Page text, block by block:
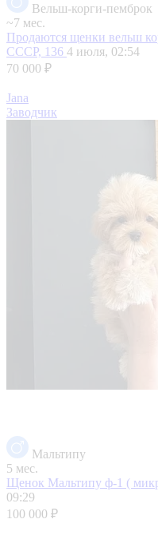
Вельш-корги-пемброк
~7 мес.
Продаются щенки вельш
СССР, 136 4 июля, 02:54
70 000 ₽
Jana
Заводчик
Мальтипу
5 мес.
Щенок Мальтипу ф-1 (
09:29
100 000 ₽